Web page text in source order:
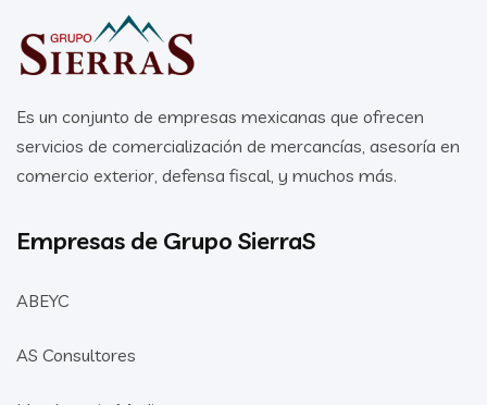
Es un conjunto de empresas mexicanas que ofrecen
servicios de comercialización de mercancías, asesoría en
comercio exterior, defensa fiscal, y muchos más.
Empresas de Grupo SierraS
ABEYC
AS Consultores